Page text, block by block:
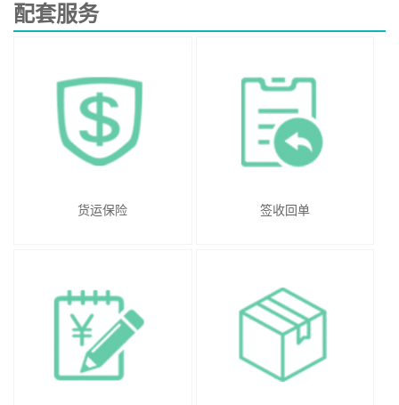
配套服务
货运保险 签收回单